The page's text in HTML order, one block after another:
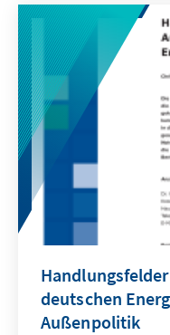
the Alliance to
argues that
succeed in
with Brazil
makers envision
that for which
deutschen
Außenpolitik